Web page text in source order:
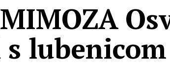
lubenicom